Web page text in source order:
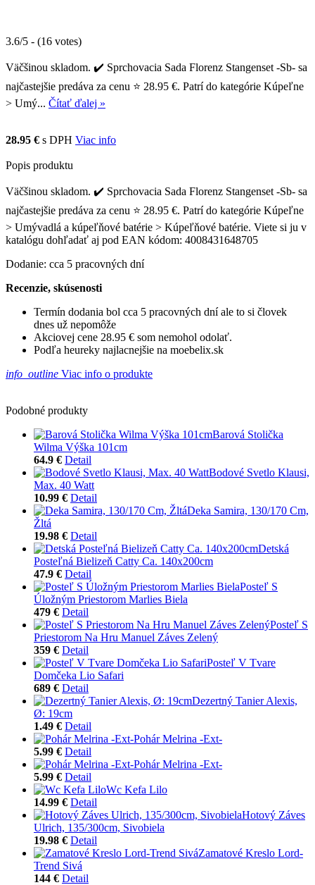
3.6/5 - (16 votes)
Väčšinou skladom. ✔️ Sprchovacia Sada Florenz Stangenset -Sb- sa
najčastejšie predáva za cenu ⭐ 28.95 €. Patrí do kategórie Kúpeľne
> Umý... Čítať ďalej »
28.95 € s DPH Viac info
Popis produktu
Väčšinou skladom. ✔️ Sprchovacia Sada Florenz Stangenset -Sb- sa
najčastejšie predáva za cenu ⭐ 28.95 €. Patrí do kategórie Kúpeľne
> Umývadlá a kúpeľňové batérie > Kúpeľňové batérie. Viete si ju v
katalógu dohľadať aj pod EAN kódom: 4008431648705
Dodanie: cca 5 pracovných dní
Recenzie, skúsenosti
Termín dodania bol cca 5 pracovných dní ale to si človek
dnes už nepomôže
Akciovej cene 28.95 € som nemohol odolať.
Podľa heureky najlacnejšie na moebelix.sk
info_outline Viac info o produkte
Podobné produkty
Barová Stolička
Wilma Výška 101cm
64.9 € Detail
Bodové Svetlo Klausi,
Max. 40 Watt
10.99 € Detail
Deka Samira, 130/170 Cm,
Žltá
19.98 € Detail
Detská
Posteľná Bielizeň Catty Ca. 140x200cm
47.9 € Detail
Posteľ S
Úložným Priestorom Marlies Biela
479 € Detail
Posteľ S
Priestorom Na Hru Manuel Záves Zelený
359 € Detail
Posteľ V Tvare
Domčeka Lio Safari
689 € Detail
Dezertný Tanier Alexis,
Ø: 19cm
1.49 € Detail
Pohár Melrina -Ext-
5.99 € Detail
Pohár Melrina -Ext-
5.99 € Detail
Wc Kefa Lilo
14.99 € Detail
Hotový Záves
Ulrich, 135/300cm, Sivobiela
19.98 € Detail
Zamatové Kreslo Lord-
Trend Sivá
144 € Detail